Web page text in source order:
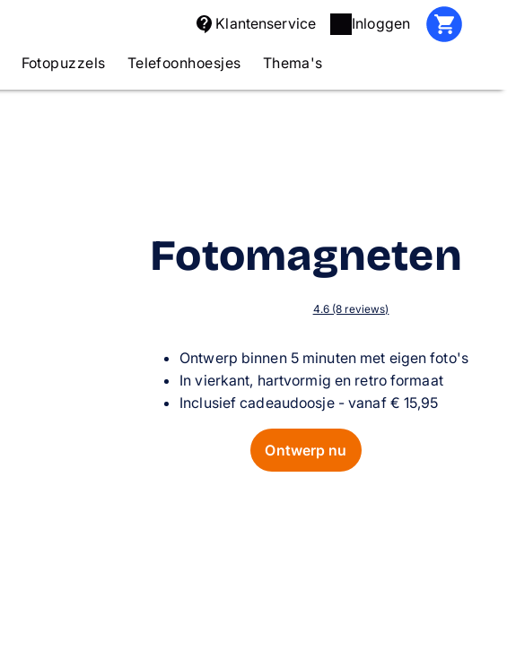
Klantenservice Inloggen
Fotopuzzels Telefoonhoesjes Thema's
Fotomagneten
4.6 (8 reviews)
Ontwerp binnen 5 minuten met eigen foto's
In vierkant, hartvormig en retro formaat
Inclusief cadeaudoosje - vanaf € 15,95
Ontwerp nu